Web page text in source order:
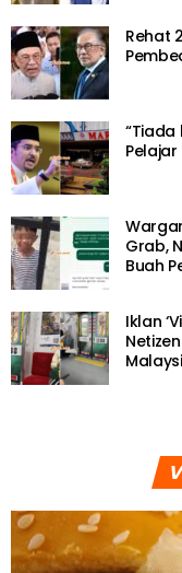
Rehat
“Tiada
Grab,
Buah
Iklan